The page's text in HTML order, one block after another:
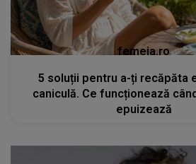
femeia.ro
5 soluții pentru a-ți recăpăta
caniculă. Ce funcționează
epuizează